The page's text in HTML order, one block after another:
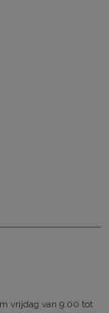
vrijdag van 9.00 tot